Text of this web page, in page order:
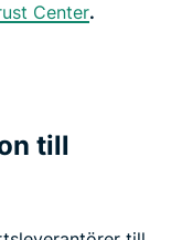
Center.
till